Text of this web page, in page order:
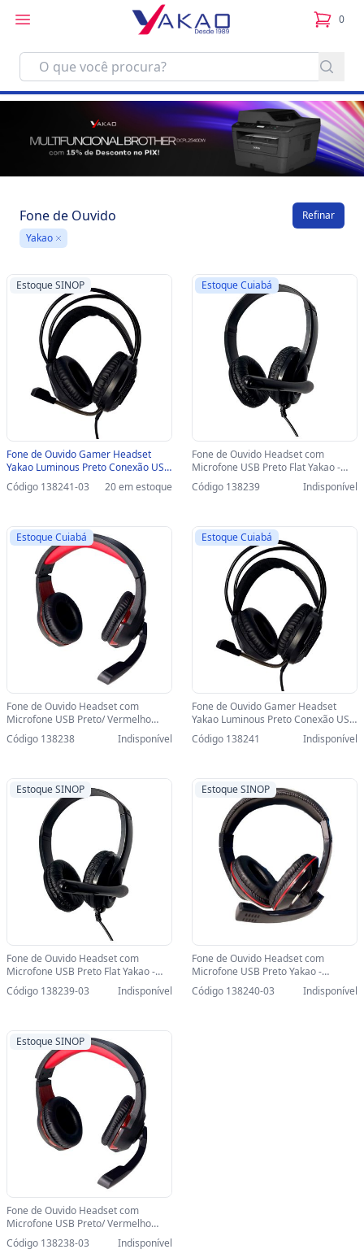
0
itens
Fone de Ouvido
Refinar
YakaoRemove
Estoque SINOP
Fone de Ouvido Gamer Headset
Yakao Luminous Preto Conexão USB
com Microfone - 73139608-SINOP-
03 - 73139608
Código 138241-03 20 em estoque
Estoque Cuiabá
Fone de Ouvido Headset com
Microfone USB Preto Flat Yakao -
73139605 - 73139605
Código 138239 Indisponível
Estoque Cuiabá
Fone de Ouvido Headset com
Microfone USB Preto/ Vermelho
Yakao - 73139602 - 73139602
Código 138238 Indisponível
Estoque Cuiabá
Fone de Ouvido Gamer Headset
Yakao Luminous Preto Conexão USB
com Microfone - 73139608 -
73139608
Código 138241 Indisponível
Estoque SINOP
Fone de Ouvido Headset com
Microfone USB Preto Flat Yakao -
73139605-SINOP-03 - 73139605
Código 138239-03 Indisponível
Estoque SINOP
Fone de Ouvido Headset com
Microfone USB Preto Yakao -
73139607-SINOP-03 - 73139607
Código 138240-03 Indisponível
Estoque SINOP
Fone de Ouvido Headset com
Microfone USB Preto/ Vermelho
Yakao - 73139602-SINOP-03 -
73139602
Código 138238-03 Indisponível